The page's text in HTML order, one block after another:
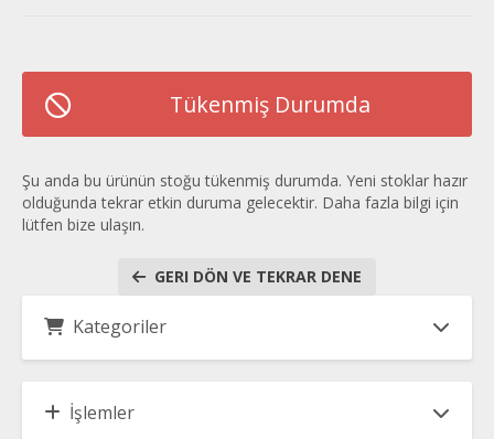
Tükenmiş Durumda
Şu anda bu ürünün stoğu tükenmiş durumda. Yeni stoklar hazır
olduğunda tekrar etkin duruma gelecektir. Daha fazla bilgi için
lütfen bize ulaşın.
GERI DÖN VE TEKRAR DENE
Kategoriler
İşlemler